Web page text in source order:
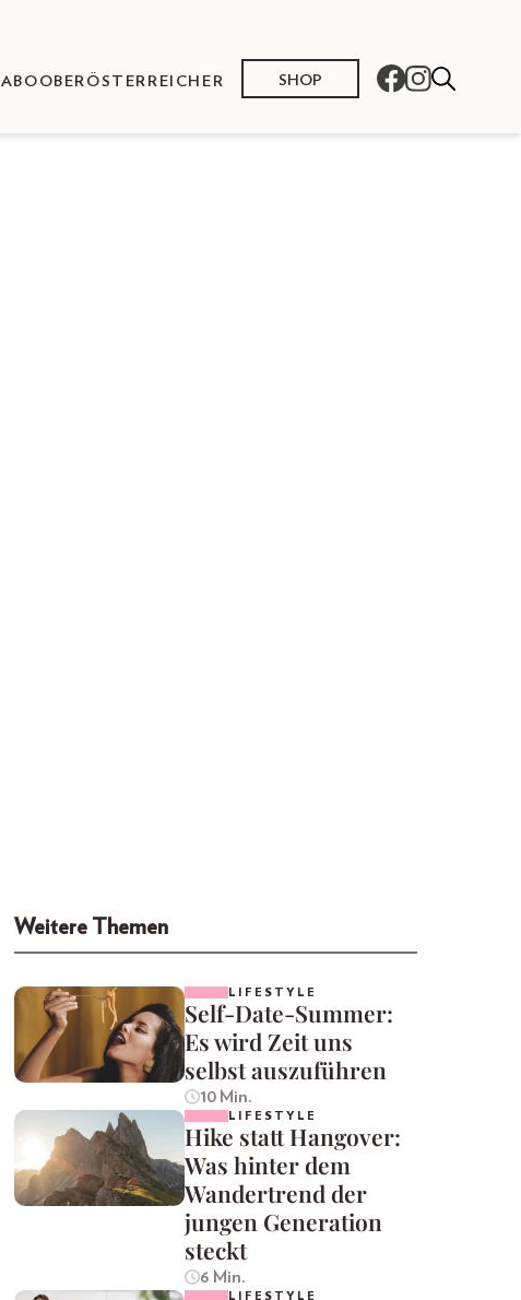
ABO OBERÖSTERREICHER SHOP
Weitere Themen
LIFESTYLE
Self-Date-Summer:
Es wird Zeit uns
selbst auszuführen
10 Min.
LIFESTYLE
Hike statt Hangover:
Was hinter dem
Wandertrend der
jungen Generation
steckt
6 Min.
LIFESTYLE